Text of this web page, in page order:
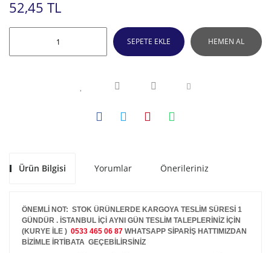
52,45 TL
SEPETE EKLE HEMEN AL
Ürün Bilgisi Yorumlar Önerileriniz
ÖNEMLİ NOT: STOK ÜRÜNLERDE KARGOYA TESLİM SÜRESİ 1
GÜNDÜR . İSTANBUL İÇİ AYNI GÜN TESLİM TALEPLERİNİZ İÇİN
(KURYE İLE ) 0533 465 06 87 WHATSAPP SİPARİŞ HATTIMIZDAN
BİZİMLE İRTİBATA GEÇEBİLİRSİNİZ